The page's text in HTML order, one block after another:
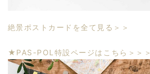
絶景ポストカードを全て見る＞＞
★PAS-POL特設ページはこちら＞＞＞